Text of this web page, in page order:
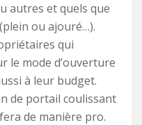
autres et quels que
ou ajouré…).
qui
le mode d’ouverture
à leur budget.
de portail coulissant
de manière pro.